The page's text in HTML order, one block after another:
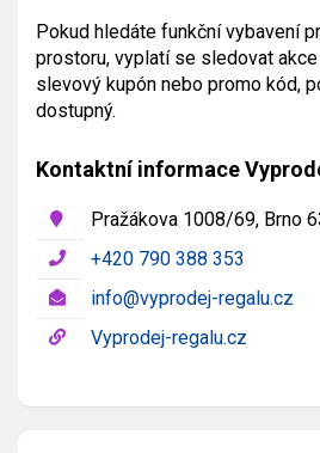
Pokud hledáte funkční vybavení
prostoru, vyplatí se sledovat
slevový kupón nebo promo kód,
dostupný.
Kontaktní informace
Pražákova 1008/69, Brno
+420 790 388 353
info@vyprodej-regalu.cz
Vyprodej-regalu.cz